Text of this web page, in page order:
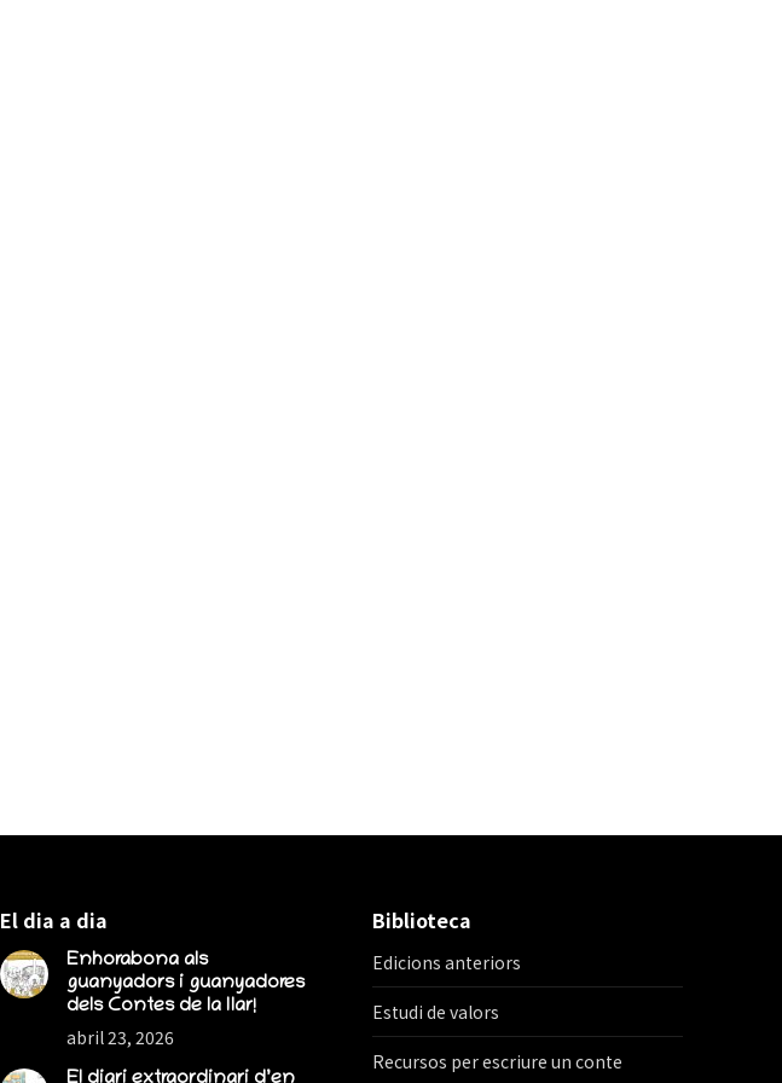
El dia a dia
Enhorabona als
guanyadors i guanyadores
dels Contes de la llar!
abril 23, 2026
Biblioteca
Edicions anteriors
Estudi de valors
Recursos per escriure un conte